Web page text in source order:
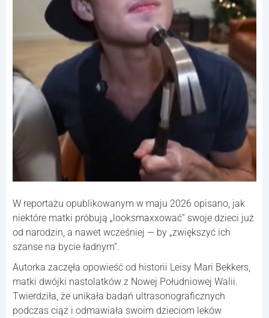
W reportażu opublikowanym w maju 2026 opisano, jak
niektóre matki próbują „looksmaxxować” swoje dzieci już
od narodzin, a nawet wcześniej — by „zwiększyć ich
szanse na bycie ładnym”.
Autorka zaczęła opowieść od historii Leisy Mari Bekkers,
matki dwójki nastolatków z Nowej Południowej Walii.
Twierdziła, że unikała badań ultrasonograficznych
podczas ciąż i odmawiała swoim dzieciom leków